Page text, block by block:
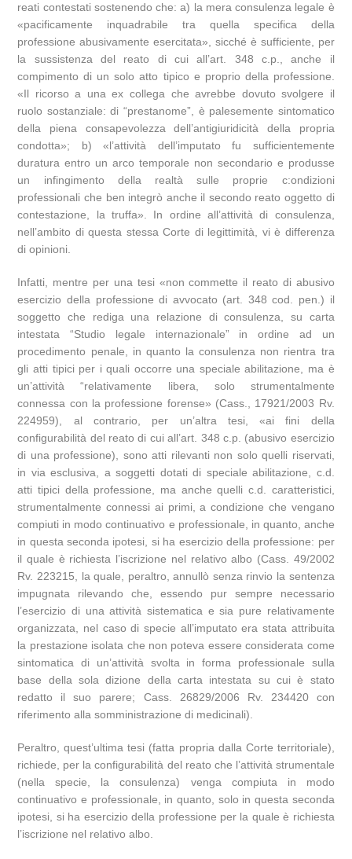
reati contestati sostenendo che: a) la mera consulenza legale è
«pacificamente inquadrabile tra quella specifica della
professione abusivamente esercitata», sicché è sufficiente, per
la sussistenza del reato di cui all’art. 348 c.p., anche il
compimento di un solo atto tipico e proprio della professione.
«Il ricorso a una ex collega che avrebbe dovuto svolgere il
ruolo sostanziale: di “prestanome”, è palesemente sintomatico
della piena consapevolezza dell’antigiuridicità della propria
condotta»; b) «l’attività dell’imputato fu sufficientemente
duratura entro un arco temporale non secondario e produsse
un infingimento della realtà sulle proprie c:ondizioni
professionali che ben integrò anche il secondo reato oggetto di
contestazione, la truffa». In ordine all’attività di consulenza,
nell’ambito di questa stessa Corte di legittimità, vi è differenza
di opinioni.
Infatti, mentre per una tesi «non commette il reato di abusivo
esercizio della professione di avvocato (art. 348 cod. pen.) il
soggetto che rediga una relazione di consulenza, su carta
intestata “Studio legale internazionale” in ordine ad un
procedimento penale, in quanto la consulenza non rientra tra
gli atti tipici per i quali occorre una speciale abilitazione, ma è
un’attività “relativamente libera, solo strumentalmente
connessa con la professione forense» (Cass., 17921/2003 Rv.
224959), al contrario, per un’altra tesi, «ai fini della
configurabilità del reato di cui all’art. 348 c.p. (abusivo esercizio
di una professione), sono atti rilevanti non solo quelli riservati,
in via esclusiva, a soggetti dotati di speciale abilitazione, c.d.
atti tipici della professione, ma anche quelli c.d. caratteristici,
strumentalmente connessi ai primi, a condizione che vengano
compiuti in modo continuativo e professionale, in quanto, anche
in questa seconda ipotesi, si ha esercizio della professione: per
il quale è richiesta l’iscrizione nel relativo albo (Cass. 49/2002
Rv. 223215, la quale, peraltro, annullò senza rinvio la sentenza
impugnata rilevando che, essendo pur sempre necessario
l’esercizio di una attività sistematica e sia pure relativamente
organizzata, nel caso di specie all’imputato era stata attribuita
la prestazione isolata che non poteva essere considerata come
sintomatica di un’attività svolta in forma professionale sulla
base della sola dizione della carta intestata su cui è stato
redatto il suo parere; Cass. 26829/2006 Rv. 234420 con
riferimento alla somministrazione di medicinali).
Peraltro, quest’ultima tesi (fatta propria dalla Corte territoriale),
richiede, per la configurabilità del reato che l’attività strumentale
(nella specie, la consulenza) venga compiuta in modo
continuativo e professionale, in quanto, solo in questa seconda
ipotesi, si ha esercizio della professione per la quale è richiesta
l’iscrizione nel relativo albo.